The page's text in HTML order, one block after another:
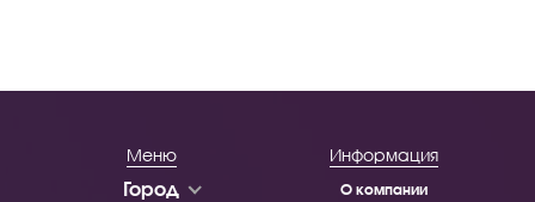
Меню
Город
Информация
О компании